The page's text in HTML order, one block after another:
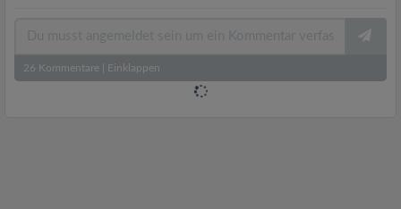
26 Kommentare Einklappen